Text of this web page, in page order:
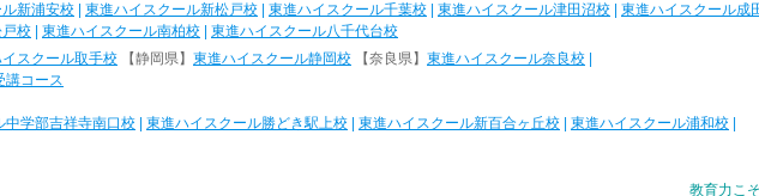
新浦安校 東進ハイスクール新松戸校 東進ハイスクール千葉校 東進ハイスクール津田沼校 東進ハイスクール成
校 東進ハイスクール南柏校
東進ハイスクール八千代台校
スクール取手校 【静岡県】 東進ハイスクール静岡校 【奈良県】 東進ハイスクール奈良校
コース
中学部吉祥寺南口校 東進ハイスクール勝どき駅上校 東進ハイスクール新百合ヶ丘校 東進ハイスクール浦和校
教育力こ